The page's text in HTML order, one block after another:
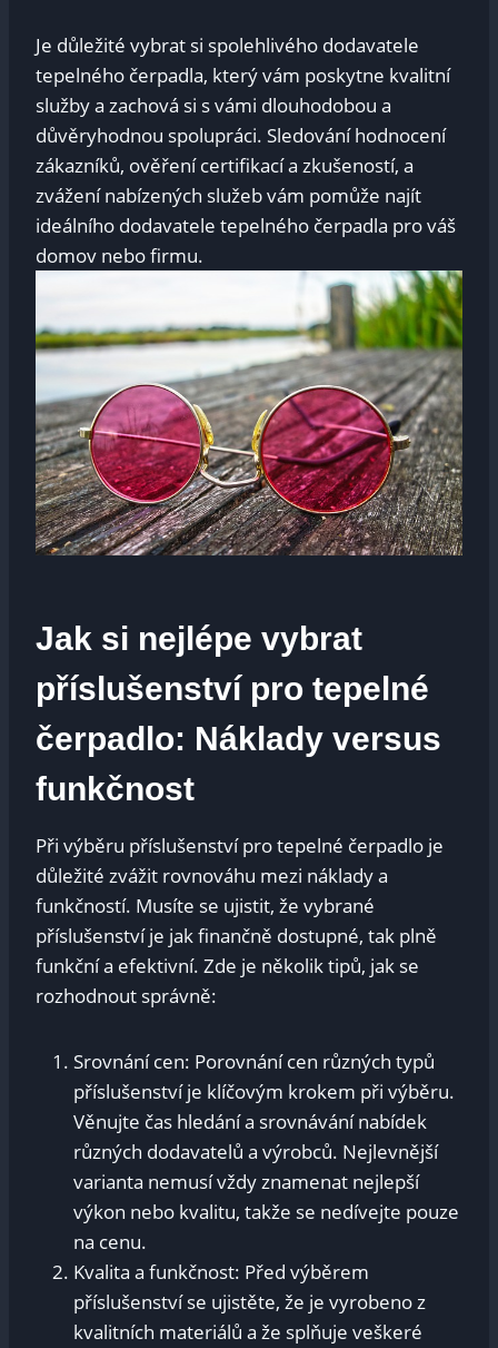
Je důležité vybrat si spolehlivého dodavatele
tepelného čerpadla, který vám poskytne kvalitní
služby a zachová si s vámi dlouhodobou a
důvěryhodnou spolupráci. Sledování hodnocení
zákazníků, ověření certifikací a zkušeností, a
zvážení nabízených služeb vám pomůže najít
ideálního dodavatele tepelného čerpadla pro váš
domov nebo firmu.
Jak si nejlépe vybrat
příslušenství pro tepelné
čerpadlo: Náklady versus
funkčnost
Při výběru příslušenství pro tepelné čerpadlo je
důležité zvážit rovnováhu mezi náklady a
funkčností. Musíte se ujistit, že vybrané
příslušenství je jak finančně dostupné, tak plně
funkční a efektivní. Zde je několik tipů, jak se
rozhodnout správně:
Srovnání cen: Porovnání cen různých typů
příslušenství je klíčovým krokem při výběru.
Věnujte čas hledání a srovnávání nabídek
různých dodavatelů a výrobců. Nejlevnější
varianta nemusí vždy znamenat nejlepší
výkon nebo kvalitu, takže se nedívejte pouze
na cenu.
Kvalita a funkčnost: Před výběrem
příslušenství se ujistěte, že je vyrobeno z
kvalitních materiálů a že splňuje veškeré